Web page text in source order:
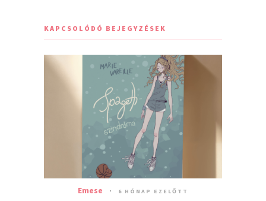
KAPCSOLÓDÓ BEJEGYZÉSEK
Emese 6 HÓNAP EZELŐTT